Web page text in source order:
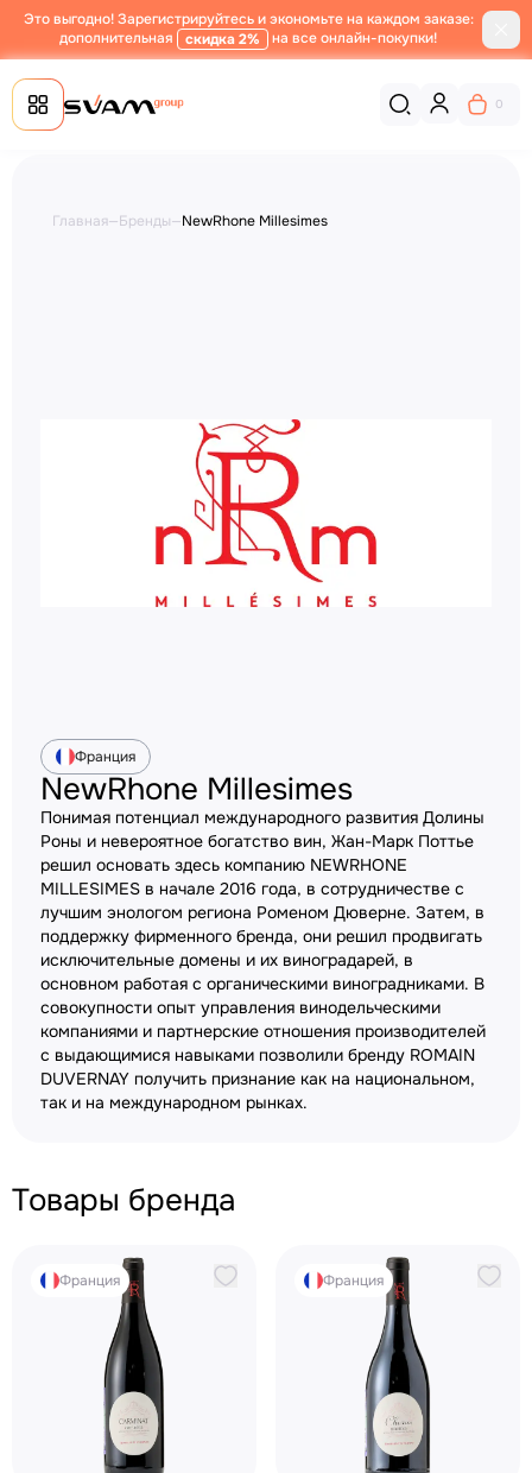
Это выгодно! Зарегистрируйтесь и экономьте на каждом заказе:
дополнительная
скидка 2% на все онлайн-покупки!
0
Главная—Бренды—NewRhone Millesimes
Франция
NewRhone Millesimes
Понимая потенциал международного развития Долины
Роны и невероятное богатство вин, Жан-Марк Поттье
решил основать здесь компанию NEWRHONE
MILLESIMES в начале 2016 года, в сотрудничестве с
лучшим энологом региона Роменом Дюверне. Затем, в
поддержку фирменного бренда, они решил продвигать
исключительные домены и их виноградарей, в
основном работая с органическими виноградниками. В
совокупности опыт управления винодельческими
компаниями и партнерские отношения производителей
с выдающимися навыками позволили бренду ROMAIN
DUVERNAY получить признание как на национальном,
так и на международном рынках.
Товары бренда
Франция Франция